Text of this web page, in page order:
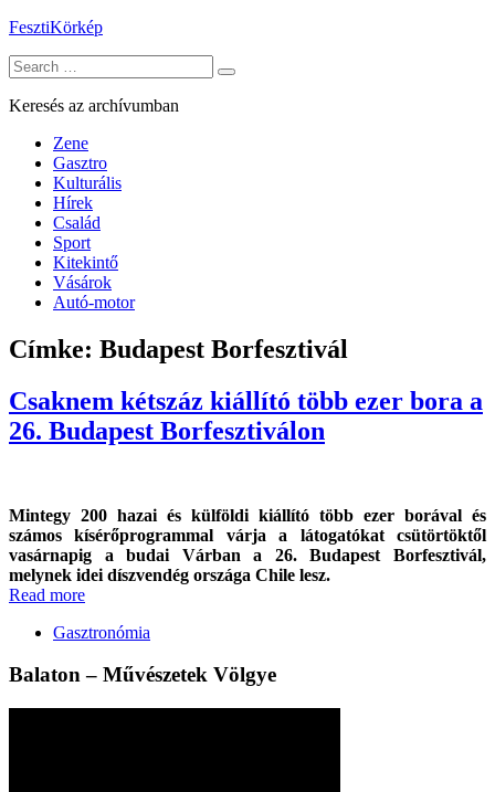
Skip
content
FesztiKörkép
Search
for:
Keresés az archívumban
Zene
Gasztro
Kulturális
Hírek
Család
Sport
Kitekintő
Vásárok
Autó-motor
Címke: Budapest Borfesztivál
Csaknem kétszáz kiállító több ezer bora a
26. Budapest Borfesztiválon
Mintegy 200 hazai és külföldi kiállító több ezer borával és
számos kísérőprogrammal várja a látogatókat csütörtöktől
vasárnapig a budai Várban a 26. Budapest Borfesztivál,
melynek idei díszvendég országa Chile lesz.
Read more
Gasztronómia
Balaton – Művészetek Völgye